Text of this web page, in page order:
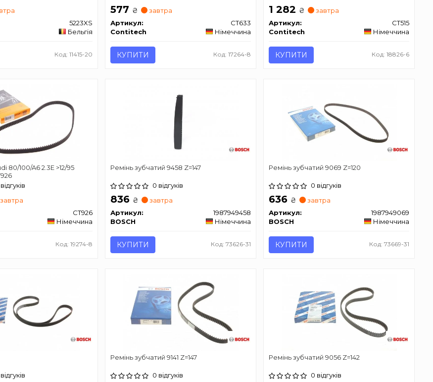
5223XS
Бельгія
Код: 11415-20
577 ₴
завтра
Артикул:
CT633
Contitech
Німеччина
КУПИТИ Код: 17264-8
1 282 ₴
завтра
Артикул:
CT515
Contitech
Німеччина
КУПИТИ Код: 18826-6
80/100/A6 2.3E >12/95
CT926
Німеччина
Код: 19274-8
Ремінь зубчатий 9458 Z=147
0 відгуків
836 ₴
завтра
Артикул:
1987949458
BOSCH
Німеччина
КУПИТИ Код: 73626-31
Ремінь зубчатий 9069 Z=120
0 відгуків
636 ₴
завтра
Артикул:
1987949069
BOSCH
Німеччина
КУПИТИ Код: 73669-31
Ремінь зубчатий 9141 Z=147
0 відгуків
Ремінь зубчатий 9056 Z=142
0 відгуків